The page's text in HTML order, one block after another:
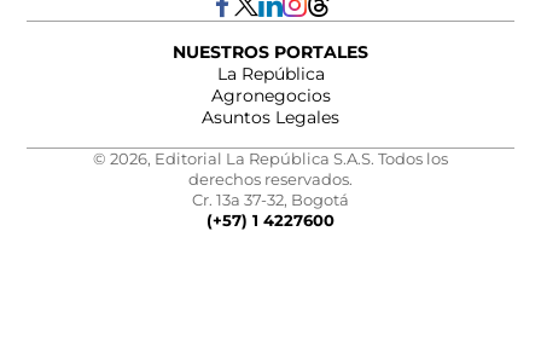
NUESTROS PORTALES
La República
Agronegocios
Asuntos Legales
© 2026, Editorial La República S.A.S. Todos los
derechos reservados.
Cr. 13a 37-32, Bogotá
(+57) 1 4227600